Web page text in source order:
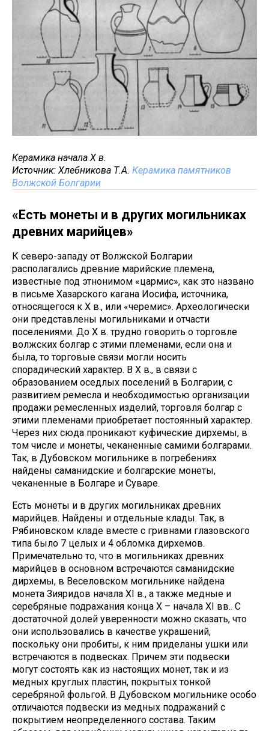
Керамика начала X в.
Источник: Хлебникова Т.А. Керамика памятников
Волжской Болгарии
«Есть монеты и в других могильниках
древних марийцев»
К северо-западу от Волжской Болгарии
располагались древние марийские племена,
известные под этнонимом «цармис», как это названо
в письме Хазарского кагана Иосифа, источника,
относящегося к X в., или «черемис». Археологически
они представлены могильниками и отчасти
поселениями. До X в. трудно говорить о торговле
волжских болгар с этими племенами, если она и
была, то торговые связи могли носить
спорадический характер. В X в., в связи с
образованием оседлых поселений в Болгарии, с
развитием ремесла и необходимостью организации
продажи ремесленных изделий, торговля болгар с
этими племенами приобретает постоянный характер.
Через них сюда проникают куфические дирхемы, в
том числе и монеты, чеканенные самими болгарами.
Так, в Дубовском могильнике в погребениях
найдены саманидские и болгарские монеты,
чеканенные в Болгаре и Суваре.
Есть монеты и в других могильниках древних
марийцев. Найдены и отдельные клады. Так, в
Рябиновском кладе вместе с гривнами глазовского
типа было 7 целых и 4 обломка дирхемов.
Примечательно то, что в могильниках древних
марийцев в основном встречаются саманидские
дирхемы, в Веселовском могильнике найдена
монета Зияридов начала XI в., а также медные и
серебряные подражания конца X – начала XI вв.. С
достаточной долей уверенности можно сказать, что
они использовались в качестве украшений,
поскольку они пробиты, к ним приделаны ушки или
встречаются в подвесках. Причем эти подвески
могут состоять как из настоящих монет, так и из
медных круглых пластин, покрытых тонкой
серебряной фольгой. В Дубовском могильнике особо
отличаются подвески из медных подражаний с
покрытием неопределенного состава. Таким